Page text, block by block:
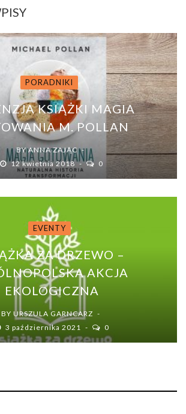
PORADNIKI
KSIĄŻKI MAGIA
M. POLLAN
BYANNA ZAJĄC
12 kwietnia 2018
0
EVENTY
ZA DRZEWO –
AKCJA
EKOLOGICZNA
BY URSZULA GARNCARZ
3 października 2021
0